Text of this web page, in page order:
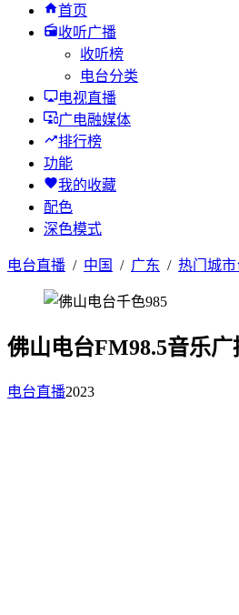
首页
收听广播
收听榜
电台分类
电视直播
广电融媒体
排行榜
功能
我的收藏
配色
深色模式
电台直播 / 中国 / 广东 / 热门城市
佛山电台FM98.5音乐广
电台直播2023